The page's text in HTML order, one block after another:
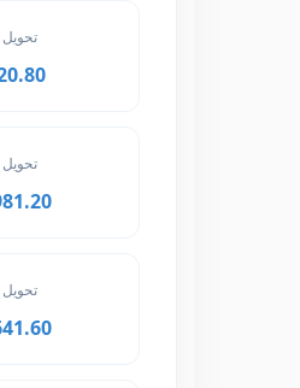
تحويل 1,000 USD
9,320.80 MAD
تحويل 1,500 USD
13,981.20 MAD
تحويل 2,000 USD
18,641.60 MAD